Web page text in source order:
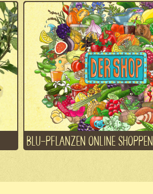
BLU-PFLANZEN ONLINE SHOPPEN